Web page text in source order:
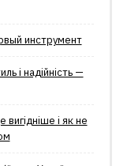
инструмент
і надійність —
і як не